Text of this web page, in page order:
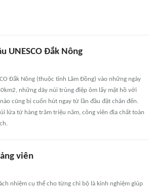
UNESCO Ðắk Nông
Đắk Nông (thuộc tỉnh Lâm Đồng) vào những ngày
những dãy núi trùng điệp ôm lấy mặt hồ với
cũng bị cuốn hút ngay từ lần đầu đặt chân đến.
lửa từ hàng trăm triệu năm, công viên địa chất toàn
viên
nhiệm cụ thể cho từng chi bộ là kinh nghiệm giúp